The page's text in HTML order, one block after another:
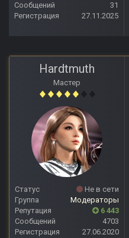
Сообщений
31
Регистрация
27.11.2025
Hardtmuth
Мастер
Статус
Не в сети
Группа
Модераторы
Репутация
6 443
Сообщений
4703
Регистрация
27.06.2020